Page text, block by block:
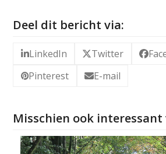
Deel dit bericht via:
LinkedIn Twitter
Pinterest
E-mail
Misschien ook interessant